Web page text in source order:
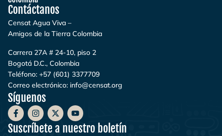
Contáctanos
Censat Agua Viva –
Amigos de la Tierra Colombia
Carrera 27A # 24-10, piso 2
Bogotá D.C., Colombia
Teléfono: +57 (601) 3377709
Correo electrónico: info@censat.org
Síguenos
Suscríbete a nuestro boletín